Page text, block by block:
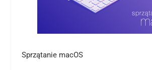
Sprzątanie macOS